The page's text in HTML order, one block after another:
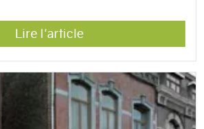
Lire l'article